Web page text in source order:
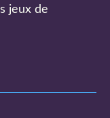
jeux de